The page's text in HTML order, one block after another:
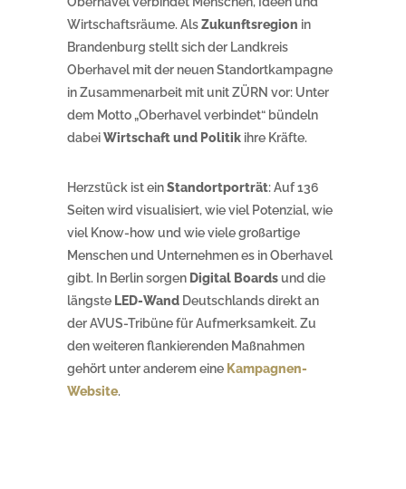
Wirtschaftsräume. AlsZukunftsregion in
Brandenburg stellt sich der Landkreis
Oberhavel mit der neuen Standortkampagne
in Zusammenarbeit mit unit ZÜRN vor: Unter
dem Motto „Oberhavel verbindet“ bündeln
dabeiWirtschaft und Politik ihre Kräfte.
Herzstück ist einStandortporträt: Auf 136
Seiten wird visualisiert, wie viel Potenzial, wie
viel Know-how und wie viele großartige
Menschen und Unternehmen es in Oberhavel
gibt. In Berlin sorgen Digital Boards und die
längste LED-Wand Deutschlands direkt an
der AVUS-Tribüne für Aufmerksamkeit. Zu
den weiteren flankierenden Maßnahmen
gehört unter anderem eine Kampagnen-
Website.